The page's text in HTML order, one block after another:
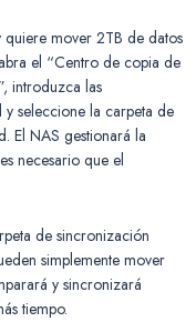
quiere mover 2TB de datos
el “Centro de copia de
introduzca las
seleccione la carpeta de
El NAS gestionará la
necesario que el
de sincronización
simplemente mover
y sincronizará
tiempo.